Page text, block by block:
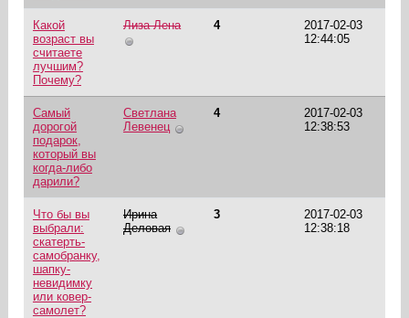
Какой
возраст вы
считаете
лучшим?
Почему?
Лиза-Лена 4
2017-02-03
12:44:05
Самый
дорогой
подарок,
который вы
когда-либо
дарили?
Светлана
Левенец
4
2017-02-03
12:38:53
Что бы вы
выбрали:
скатерть-
самобранку,
шапку-
невидимку
или ковер-
самолет?
Ирина
Деловая
3
2017-02-03
12:38:18